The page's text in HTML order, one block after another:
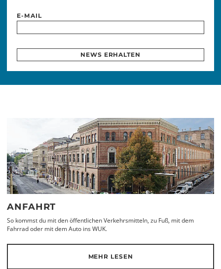
E-MAIL
NEWS ERHALTEN
ANFAHRT
So kommst du mit den öffentlichen Verkehrsmitteln, zu Fuß, mit dem
Fahrrad oder mit dem Auto ins WUK.
MEHR LESEN